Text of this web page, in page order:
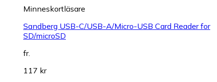
Minneskortläsare
Sandberg USB-C/USB-A/Micro-USB Card Reader for
SD/microSD
fr.
117 kr